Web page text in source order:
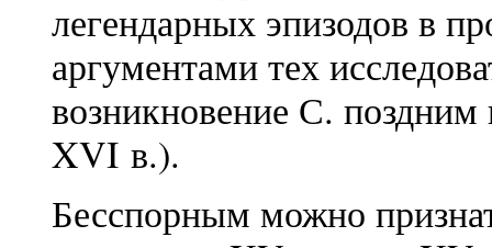
легендарных эпизодов в
аргументами тех
возникновение С.
XVI в.).
Бесспорным можно